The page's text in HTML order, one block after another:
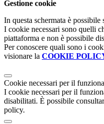
Gestione cookie
In questa schermata è
I cookie necessari sono quelli
piattaforma e non è possibile
Per conoscere quali sono i
visionare la COOKIE
Cookie necessari per il
I cookie necessari per il
disabilitati. È possibile
policy.